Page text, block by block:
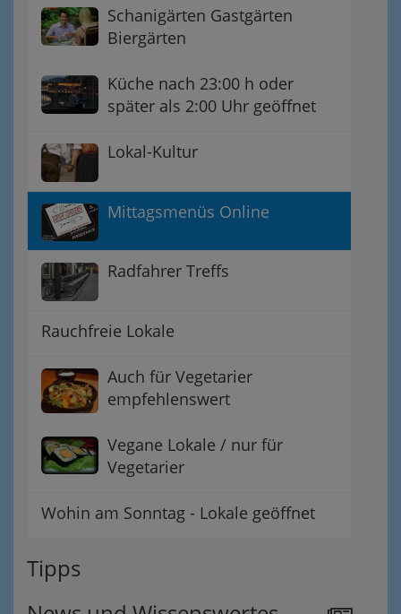
Schanigärten Gastgärten
Biergärten
Küche nach 23:00 h oder
später als 2:00 Uhr geöffnet
Lokal-Kultur
Mittagsmenüs Online
Radfahrer Treffs
Rauchfreie Lokale
Auch für Vegetarier
empfehlenswert
Vegane Lokale / nur für
Vegetarier
Wohin am Sonntag - Lokale geöffnet
Tipps